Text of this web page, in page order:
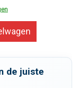
de juiste